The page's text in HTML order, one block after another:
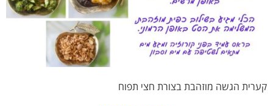
קערית הגשה מוזהבת בצורת חצי תפוח